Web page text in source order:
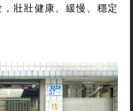
壯壯健康、緩慢、穩定